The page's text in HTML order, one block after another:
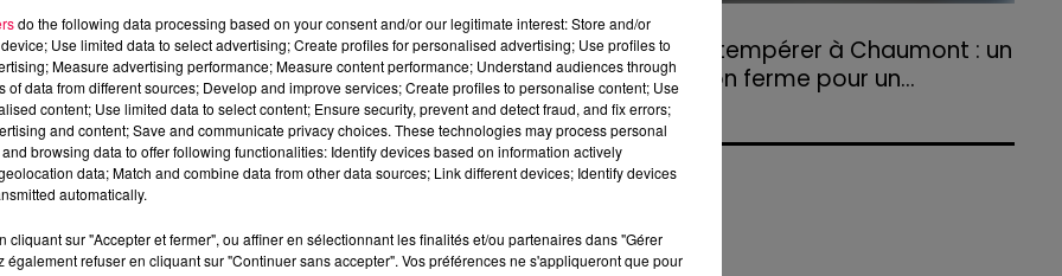
territoire nancéien depuis le début du conflit.
durée avec l’accueil d’enfants ukrainiens, de stagiaires,
nombreuses actions solidaires : collectes de jouets,
aux dons pour soutenir les populations civiles
DE L’UKRAINE
Résilience. Préparation », s’inscrit dans les
2026.
31 juillet 2026
Refus d'obtempérer à Chaumont : un
an de prison ferme pour un...
Le tribunal a également prononcé
l'annulation de son permis et la confiscation
de son véhicule.
do the following data processing based on your consent and/or our legitimate interest: Store and/or
Use limited data to select advertising; Create profiles for personalised advertising; Use profiles to
Measure advertising performance; Measure content performance; Understand audiences through
of data from different sources; Develop and improve services; Create profiles to personalise content; Use
content; Use limited data to select content; Ensure security, prevent and detect fraud, and fix errors;
and content; Save and communicate privacy choices. These technologies may process personal
browsing data to offer following functionalities: Identify devices based on information actively
data; Match and combine data from other data sources; Link different devices; Identify devices
automatically.
cliquant sur "Accepter et fermer", ou affiner en sélectionnant les finalités et/ou partenaires dans "Gérer
également refuser en cliquant sur "Continuer sans accepter". Vos préférences ne s'appliqueront que pour